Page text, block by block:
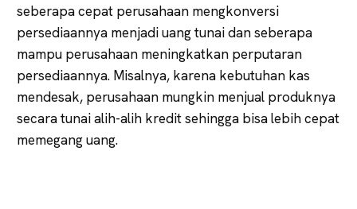
seberapa cepat perusahaan mengkonversi
persediaannya menjadi uang tunai dan seberapa
mampu perusahaan meningkatkan perputaran
persediaannya. Misalnya, karena kebutuhan kas
mendesak, perusahaan mungkin menjual produknya
secara tunai alih-alih kredit sehingga bisa lebih cepat
memegang uang.